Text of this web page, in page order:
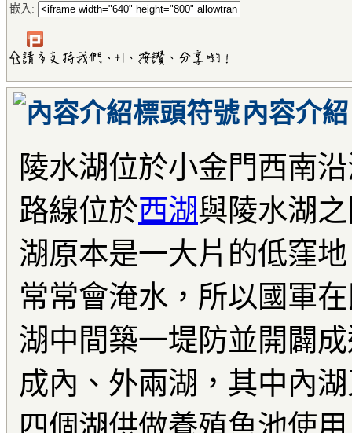
嵌入:
內容介紹
陵水湖位於小金門西南
路線位於西湖與陵水湖
湖原本是一大片的低窪
常常會淹水，所以國軍
湖中間築一堤防並開闢
成內、外兩湖，其中內